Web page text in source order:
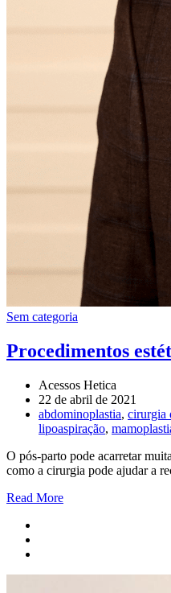
Sem categoria
Procedimentos
Acessos Hetica
22 de abril de 2021
abdominoplastia, cirurgia
lipoaspiração,
O pós-parto pode acarretar
como a cirurgia pode ajudar a
Read More